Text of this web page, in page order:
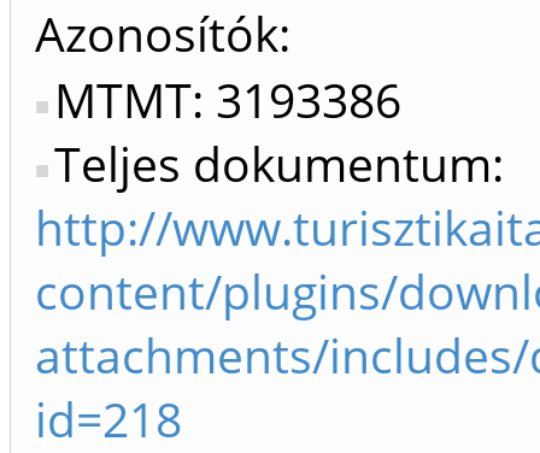
Azonosítók
MTMT: 3193386
Teljes dokumentum:
http://
content/plugins/
attachments/
id=218